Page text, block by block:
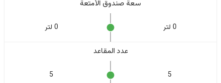
سعة صندوق الأمتعة
0 لتر 0 لتر
عدد المقاعد
5
5